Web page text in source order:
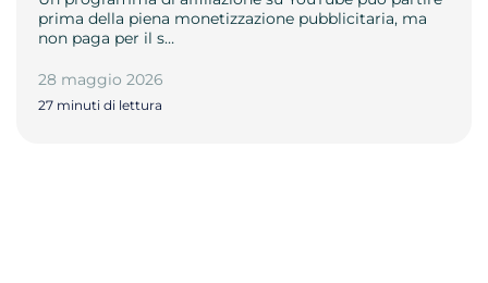
prima della piena monetizzazione pubblicitaria, ma
non paga per il s…
28 maggio 2026
27 minuti di lettura